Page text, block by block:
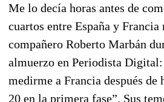
Me lo decía horas antes de
cuartos entre España y
compañero Roberto Marbán
almuerzo en Periodista Digital:
medirme a Francia después de
20 en la primera fase”. Sus